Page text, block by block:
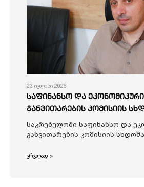
23 ივლისი 2026
საფინანსო და ეკონომიკური
განვითარების კომისიის
საკრებულოში საფინანსო და
განვითარების კომისიის
ვრცლად >